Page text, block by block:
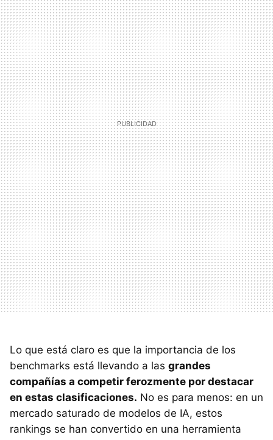
Lo que está claro es que la importancia de los
benchmarks está llevando a las grandes
compañías a competir ferozmente por destacar
en estas clasificaciones. No es para menos: en un
mercado saturado de modelos de IA, estos
rankings se han convertido en una herramienta